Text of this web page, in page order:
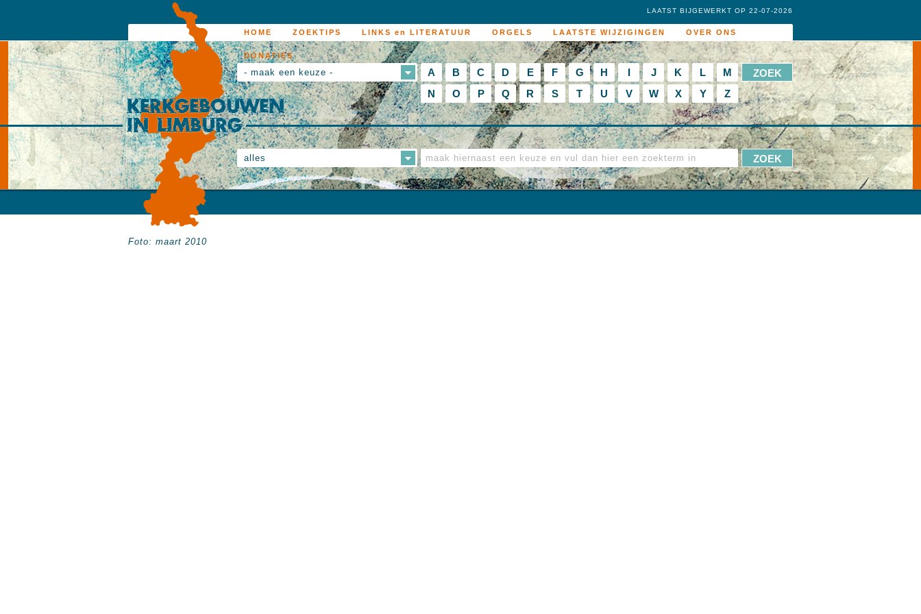
HOME ZOEKTIPS LINKS en LITERATUUR ORGELS LAATSTE WIJZIGINGEN OVER ONS
DONATIES
LAATST BIJGEWERKT OP 22-07-2026
- maak een keuze - A B C D E F G H I J K L
M
N
O P Q R S T U V W X Y Z
alles
Foto: maart 2010